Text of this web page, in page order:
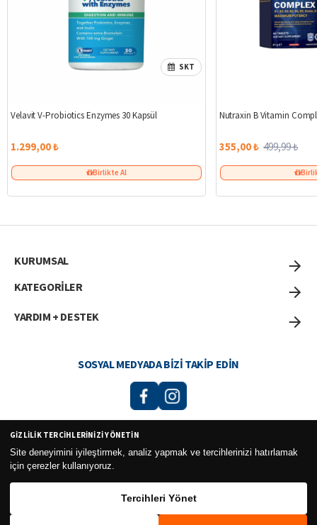
SKT
Velavit V-Probiotics Enzymes 30 Kapsül
1.299,00 ₺
Birlikte Al
Nutraxin B Vitamin
355,00 ₺ 499,99 ₺
KURUMSAL
KATEGORİLER
YARDIM + DESTEK
SOSYAL MEDYADA BIZI TAKIP EDIN
Curesel Turizm Ticaret Limited Şirketi 2026 ©
GIZLILIK TERCIHLERINIZI YÖNETIN
Site deneyimini iyileştirmek, analiz yapmak ve tercihlerinizi hatırlamak
için çerezler kullanıyoruz.
Tercihleri Yönet